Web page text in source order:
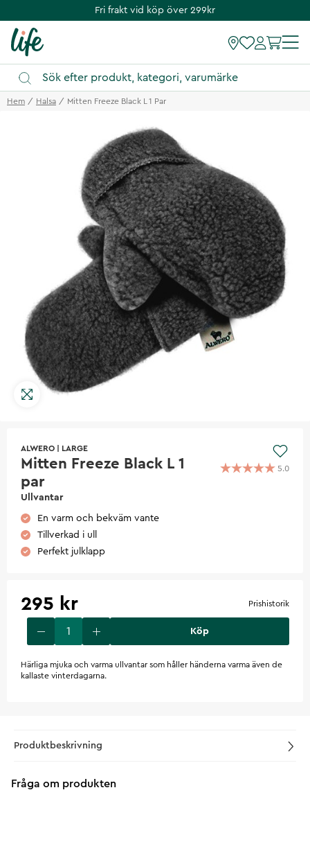
Fri frakt vid köp över 299kr
Hem Halsa Mitten Freeze Black L 1 Par
ALWERO LARGE
Mitten Freeze Black L 1
par
Ullvantar
5.0
En varm och bekväm vante
Tillverkad i ull
Perfekt julklapp
295 kr Prishistorik
Köp
Härliga mjuka och varma ullvantar som håller händerna varma även de
kallaste vinterdagarna.
Produktbeskrivning
Fråga om produkten